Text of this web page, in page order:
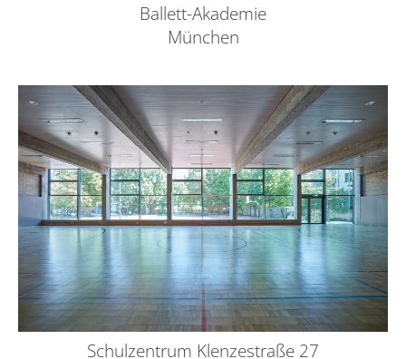
Ballett-Akademie
München
Schulzentrum Klenzestraße 27